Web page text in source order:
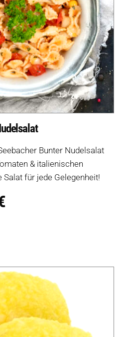
Bunter Nudelsalat
& italienischen
Salat für jede Gelegenheit!
Preisspanne:
2,10 €